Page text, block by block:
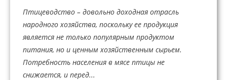
Птицеводство – довольно доходная отрасль
народного хозяйства, поскольку ее продукция
является не только популярным продуктом
питания, но и ценным хозяйственным сырьем.
Потребность населения в мясе птицы не
снижается, и перед...